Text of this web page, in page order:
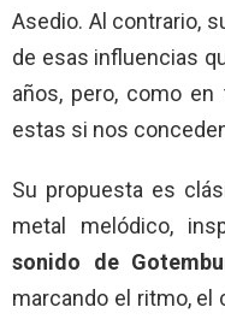
Asedio. Al contrario,
de esas influencias
años, pero, como
estas si nos
Su propuesta es
metal melódico,
sonido de
marcando el ritmo, el